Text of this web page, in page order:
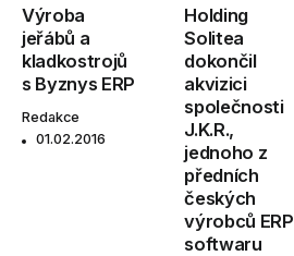
Výroba
jeřábů a
kladkostrojů
s Byznys ERP
Redakce
01.02.2016
Holding
Solitea
dokončil
akvizici
společnosti
J.K.R.,
jednoho z
předních
českých
výrobců ERP
softwaru